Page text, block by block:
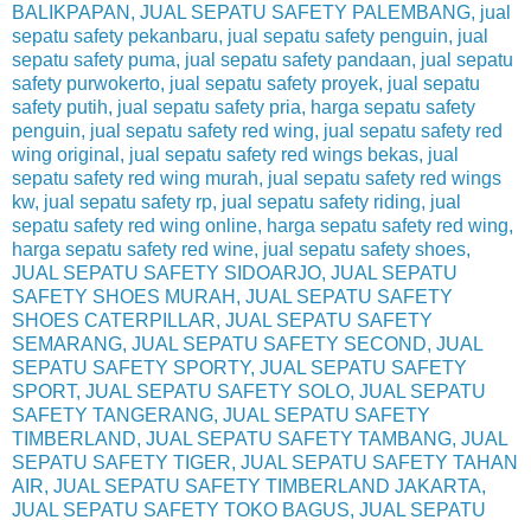
BALIKPAPAN, JUAL SEPATU SAFETY PALEMBANG, jual
sepatu safety pekanbaru, jual sepatu safety penguin, jual
sepatu safety puma, jual sepatu safety pandaan, jual sepatu
safety purwokerto, jual sepatu safety proyek, jual sepatu
safety putih, jual sepatu safety pria, harga sepatu safety
penguin, jual sepatu safety red wing, jual sepatu safety red
wing original, jual sepatu safety red wings bekas, jual
sepatu safety red wing murah, jual sepatu safety red wings
kw, jual sepatu safety rp, jual sepatu safety riding, jual
sepatu safety red wing online, harga sepatu safety red wing,
harga sepatu safety red wine, jual sepatu safety shoes,
JUAL SEPATU SAFETY SIDOARJO, JUAL SEPATU
SAFETY SHOES MURAH, JUAL SEPATU SAFETY
SHOES CATERPILLAR, JUAL SEPATU SAFETY
SEMARANG, JUAL SEPATU SAFETY SECOND, JUAL
SEPATU SAFETY SPORTY, JUAL SEPATU SAFETY
SPORT, JUAL SEPATU SAFETY SOLO, JUAL SEPATU
SAFETY TANGERANG, JUAL SEPATU SAFETY
TIMBERLAND, JUAL SEPATU SAFETY TAMBANG, JUAL
SEPATU SAFETY TIGER, JUAL SEPATU SAFETY TAHAN
AIR, JUAL SEPATU SAFETY TIMBERLAND JAKARTA,
JUAL SEPATU SAFETY TOKO BAGUS, JUAL SEPATU